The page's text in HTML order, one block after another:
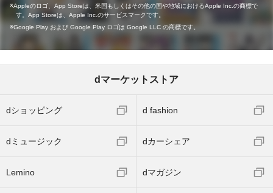
Appleのロゴ、App Storeは、米国もしくはその他の国や地域におけるApple Inc.の商標で
す。App Storeは、Apple Inc.のサービスマークです。
Google Play および Google Play ロゴは Google LLC の商標です。
dマーケットストア
dショッピング d fashion
dミュージック dカーシェア
Lemino dマガジン